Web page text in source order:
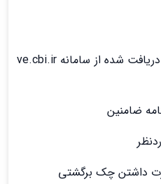
ارائه کد رهگیری 10 رقمی دریافت شده از سامانه ve.cbi.ir
ضامنین
داشتن چک برگشتی